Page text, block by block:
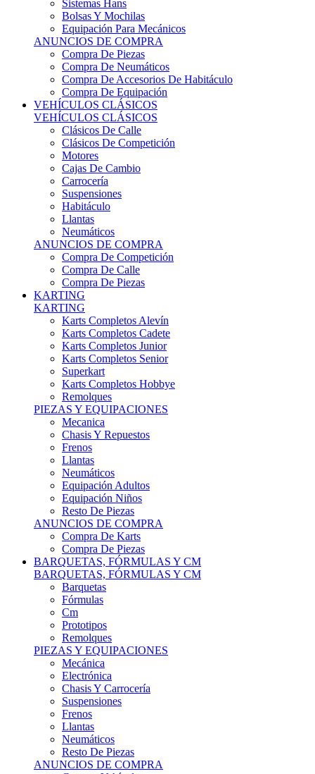
Equipación Para Mecánicos
ANUNCIOS DE COMPRA
Compra De Piezas
Compra De Neumáticos
Compra De Accesorios De Habitáculo
Compra De Equipación
VEHÍCULOS CLÁSICOS
VEHÍCULOS CLÁSICOS
Clásicos De Calle
Clásicos De Competición
Motores
Cajas De Cambio
Carrocería
Suspensiones
Habitáculo
Llantas
Neumáticos
ANUNCIOS DE COMPRA
Compra De Competición
Compra De Calle
Compra De Piezas
KARTING
KARTING
Karts Completos Alevín
Karts Completos Cadete
Karts Completos Junior
Karts Completos Senior
Superkart
Karts Completos Hobbye
Remolques
PIEZAS Y EQUIPACIONES
Mecanica
Chasis Y Repuestos
Frenos
Llantas
Neumáticos
Equipación Adultos
Equipación Niños
Resto De Piezas
ANUNCIOS DE COMPRA
Compra De Karts
Compra De Piezas
BARQUETAS, FÓRMULAS Y CM
BARQUETAS, FÓRMULAS Y CM
Barquetas
Fórmulas
Cm
Prototipos
Remolques
PIEZAS Y EQUIPACIONES
Mecánica
Electrónica
Chasis Y Carrocería
Suspensiones
Frenos
Llantas
Neumáticos
Resto De Piezas
ANUNCIOS DE COMPRA
Compra Vehículos